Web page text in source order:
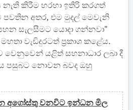
කිරීම හරහා ඉතිරි කරගත්
පවතින අතර, එම මුදල් මෙවැනි
සැලසීමට යොදා ගන්නවා"
වැඩිදුරටත් ප්‍රකාශ කළේය.
යළිත් සහනාධාර ලබා දී
පසුබට නොවන බවද ඔහු
අගෝස්තු වනවිට ඉන්ධන මිල